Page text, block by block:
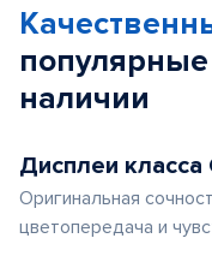
популярные
наличии
Дисплеи класса
Оригинальная
цветопередача и